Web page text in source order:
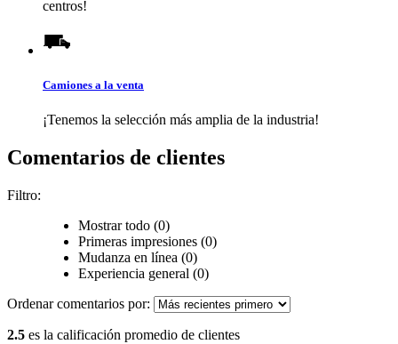
centros!
Camiones a la venta
¡Tenemos la selección más amplia de la industria!
Comentarios de clientes
Filtro:
Mostrar todo (0)
Primeras impresiones (0)
Mudanza en línea (0)
Experiencia general (0)
Ordenar comentarios por:
2.5 es la calificación promedio de clientes